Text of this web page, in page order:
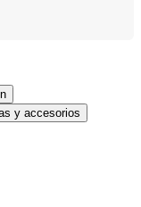
y accesorios